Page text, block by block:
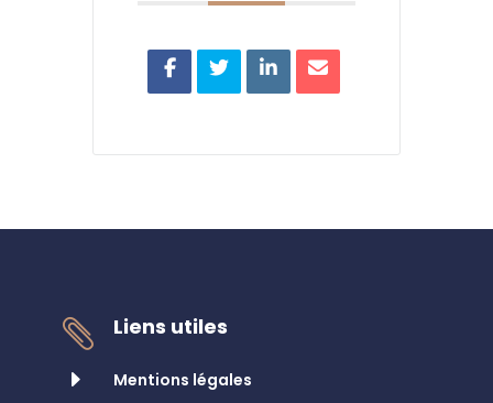

Liens utiles
E
Mentions légales